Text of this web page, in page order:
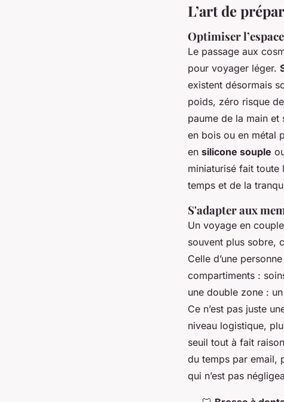
L’art de
Optimiser
Le passage aux
pour voyager léger.
existent désormais
poids, zéro risque
paume de la main et
en bois ou en métal
en silicone souple
miniaturisé fait toute
temps et de la
S'adapter aux
Un voyage en
souvent plus sobre,
Celle d’une
compartiments :
une double zone :
Ce n’est pas juste
niveau logistique,
seuil tout à fait
du temps par email,
qui n’est pas